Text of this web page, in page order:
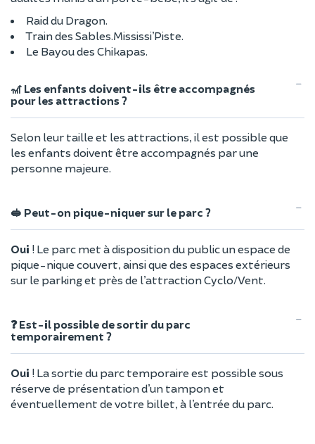
Raid du Dragon.
Train des Sables.Mississi’Piste.
Le Bayou des Chikapas.
🎢 Les enfants doivent-ils être accompagnés
pour les attractions ?
Selon leur taille et les attractions, il est possible que
les enfants doivent être accompagnés par une
personne majeure.
🥪 Peut-on pique-niquer sur le parc ?
Oui ! Le parc met à disposition du public un espace de
pique-nique couvert, ainsi que des espaces extérieurs
sur le parking et près de l’attraction Cyclo/Vent.
❓ Est-il possible de sortir du parc
temporairement ?
Oui ! La sortie du parc temporaire est possible sous
réserve de présentation d’un tampon et
éventuellement de votre billet, à l’entrée du parc.